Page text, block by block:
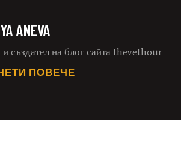
ANEVA
създател на блог сайта thevethour
ПОВЕЧЕ